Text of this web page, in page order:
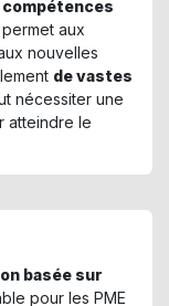
aux
nouvelles
de vastes
nécessiter une
atteindre le
basée sur
pour les PME